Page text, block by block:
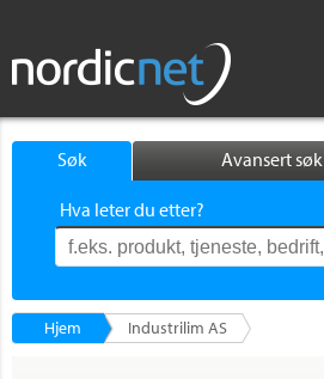
Søk Avansert søk
Hva leter du etter?
Hjem Industrilim AS